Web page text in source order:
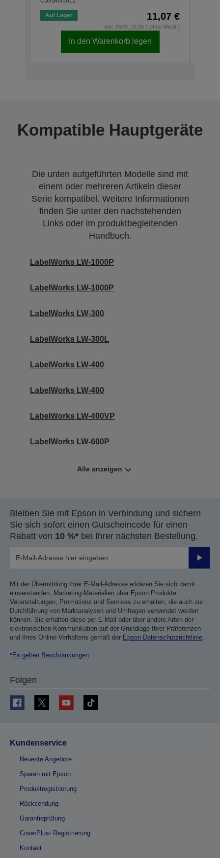
Auf Lager 11,07 €
inkl. MwSt. (9,30 € ohne MwSt.)
In den Warenkorb legen
Kompatible Hauptgeräte
Die unten aufgeführten Modelle sind mit
einem oder mehreren Artikeln dieser
Serie kompatibel. Weitere Informationen
finden Sie unter den nachstehenden
Links oder im produktbegleitenden
Handbuch.
LabelWorks LW-1000P
LabelWorks LW-1000P
LabelWorks LW-300
LabelWorks LW-300L
LabelWorks LW-400
LabelWorks LW-400
LabelWorks LW-400VP
LabelWorks LW-600P
Alle anzeigen
Bleiben Sie mit Epson in Verbindung und sichern
Sie sich sofort einen Gutscheincode für einen
Rabatt von 10 %* bei Ihrer nächsten Bestellung.
Mit der Übermittlung Ihrer E-Mail-Adresse erklären Sie sich damit
einverstanden, Marketing-Materialien über Epson Produkte,
Veranstaltungen, Promotions und Services zu erhalten, die auch zur
Durchführung von Marktanalysen und Umfragen verwendet werden
können. Sie erhalten diese per E-Mail oder über andere Arten der
elektronischen Kommunikation auf der Grundlage Ihrer Präferenzen
und Ihres Online-Verhaltens gemäß der Epson Datenschutzrichtlinie
*Es gelten Beschränkungen
Folgen
Kundenservice
Neueste Angebote
Sparen mit Epson
Produktregistrierung
Rücksendung
Garantieprüfung
CoverPlus- Registrierung
Kontakt